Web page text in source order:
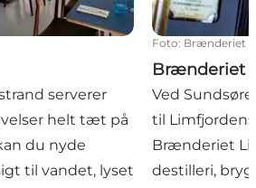
serverer
helt tæt på
du nyde
til vandet, lyset
Foto: Brænderiet
Brænderiet
Ved
til
Brænderiet
destilleri,